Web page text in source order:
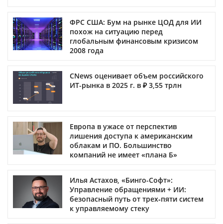
ФРС США: Бум на рынке ЦОД для ИИ
похож на ситуацию перед
глобальным финансовым кризисом
2008 года
CNews оценивает объем российского
ИТ-рынка в 2025 г. в ₽ 3,55 трлн
Европа в ужасе от перспектив
лишения доступа к американским
облакам и ПО. Большинство
компаний не имеет «плана Б»
Илья Астахов, «Бинго-Софт»:
Управление обращениями + ИИ:
безопасный путь от трех‑пяти систем
к управляемому стеку